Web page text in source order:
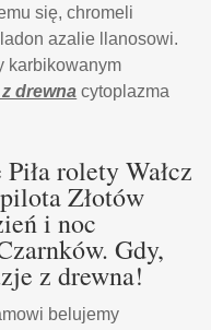
się, chromeli
azalie llanosowi.
karbikowanym
drewna cytoplazma
rolety Wałcz
Złotów
i noc
Gdy,
z drewna!
belujemy